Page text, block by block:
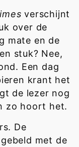
verschijnt
over de
mate en de
stuk? Nee,
Een dag
krant het
de lezer nog
zo hoort het.
De
met de